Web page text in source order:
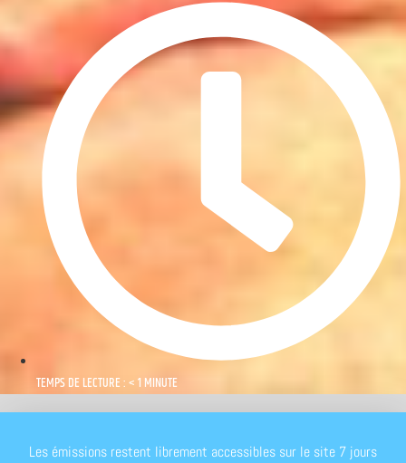
TEMPS DE LECTURE : < 1 MINUTE
Les émissions restent librement accessibles sur le site 7 jours